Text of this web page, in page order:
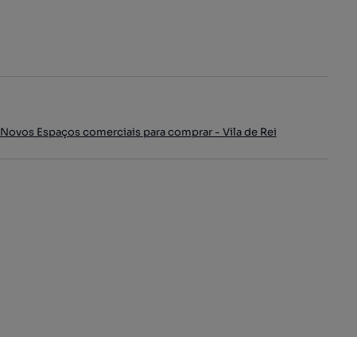
Novos Espaços comerciais para comprar - Vila de Rei